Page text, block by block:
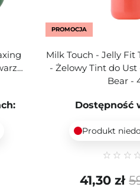
-
PROMOCJA
Milk Touch - Jelly Fit
- Żelowy Tint do Ust
Bear -
Dostępność
Produkt
41,30 zł